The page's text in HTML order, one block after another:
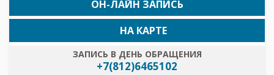
ОН-ЛАЙН ЗАПИСЬ
ЗАПИСЬ В ДЕНЬ ОБРАЩЕНИЯ
+7(812)6465102
НА КАРТЕ